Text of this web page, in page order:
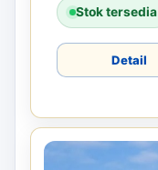
Stok tersedia
Detail